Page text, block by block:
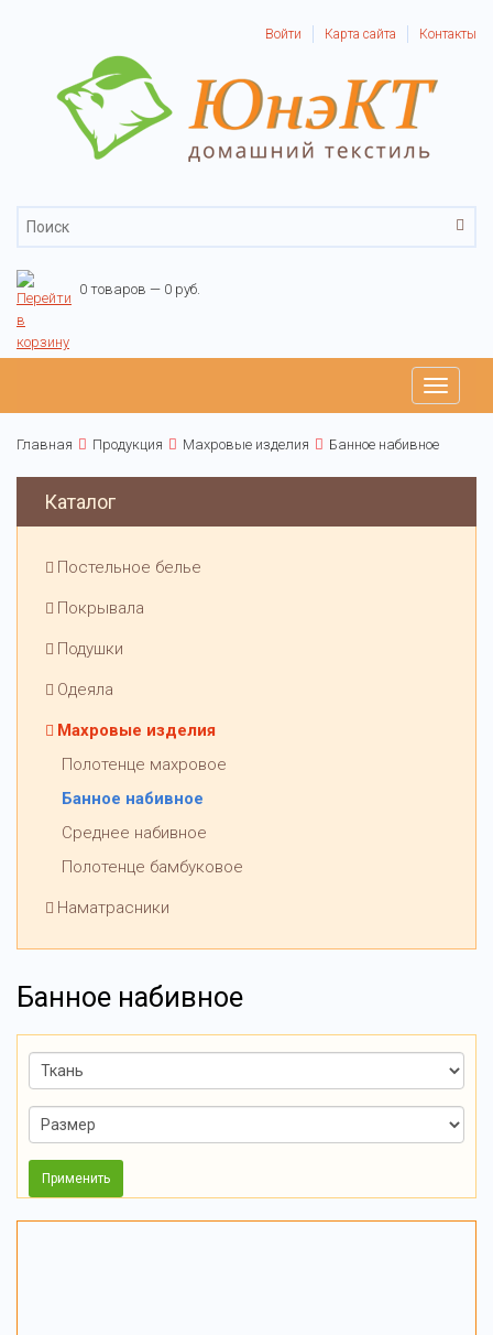
Войти Карта сайта Контакты
0 товаров — 0 руб.
Toggle
Главная Продукция Махровые изделия Банное набивное
Каталог
Постельное белье
Покрывала
Подушки
Одеяла
Махровые изделия
Полотенце махровое
Банное набивное
Среднее набивное
Полотенце бамбуковое
Наматрасники
Банное набивное
Применить